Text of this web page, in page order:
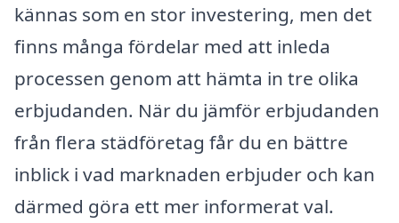
kännas som en stor investering, men det
finns många fördelar med att inleda
processen genom att hämta in tre olika
erbjudanden. När du jämför erbjudanden
från flera städföretag får du en bättre
inblick i vad marknaden erbjuder och kan
därmed göra ett mer informerat val.